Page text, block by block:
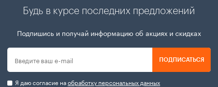
Будь в курсе последних предложений
Подпишись и получай информацию об акциях и скидках
ПОДПИСАТЬСЯ
Я даю согласие наобработку персональных данных